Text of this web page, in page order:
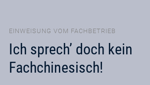
EINWEISUNG VOM FACHBETRIEB
Ich sprech’ doch kein
Fachchinesisch!